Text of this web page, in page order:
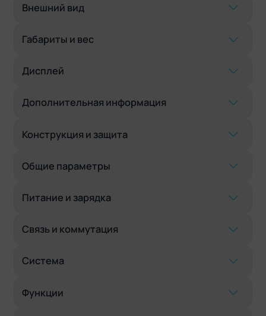
Внешний вид
Габариты и вес
Дисплей
Дополнительная информация
Конструкция и защита
Общие параметры
Питание и зарядка
Связь и коммутация
Система
Функции